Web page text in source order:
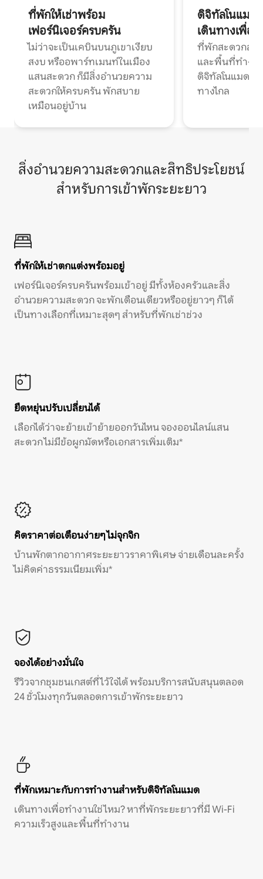
ที่พักให้เช่าพร้อม
เฟอร์นิเจอร์ครบครัน
ไม่ว่าจะเป็นเคบินบนภูเขาเงียบ
สงบ หรืออพาร์ทเมนท์ในเมือง
แสนสะดวก ก็มีสิ่งอำนวยความ
สะดวกให้ครบครัน พักสบาย
เหมือนอยู่บ้าน
ดิจิทัลโนแมด
เดินทางเพื่อ
ที่พักสะดวกสบ
และพื้นที่ทำงา
ดิจิทัลโนแมดแ
ทางไกล
สิ่งอำนวยความสะดวกและสิทธิประโยชน์
สำหรับการเข้าพักระยะยาว
ที่พักให้เช่าตกแต่งพร้อมอยู่
เฟอร์นิเจอร์ครบครันพร้อมเข้าอยู่ มีทั้งห้องครัวและสิ่ง
อำนวยความสะดวก จะพักเดือนเดียวหรืออยู่ยาวๆ ก็ได้
เป็นทางเลือกที่เหมาะสุดๆ สำหรับที่พักเช่าช่วง
ยืดหยุ่นปรับเปลี่ยนได้
เลือกได้ว่าจะย้ายเข้าย้ายออกวันไหน จองออนไลน์แสน
สะดวก ไม่มีข้อผูกมัดหรือเอกสารเพิ่มเติม*
คิดราคาต่อเดือนง่ายๆ ไม่จุกจิก
บ้านพักตากอากาศระยะยาวราคาพิเศษ จ่ายเดือนละครั้ง
ไม่คิดค่าธรรมเนียมเพิ่ม*
จองได้อย่างมั่นใจ
รีวิวจากชุมชนเกสต์ที่ไว้ใจได้ พร้อมบริการสนับสนุนตลอด
24 ชั่วโมงทุกวันตลอดการเข้าพักระยะยาว
ที่พักเหมาะกับการทำงานสำหรับดิจิทัลโนแมด
เดินทางเพื่อทำงานใช่ไหม? หาที่พักระยะยาวที่มี Wi-Fi
ความเร็วสูงและพื้นที่ทำงาน